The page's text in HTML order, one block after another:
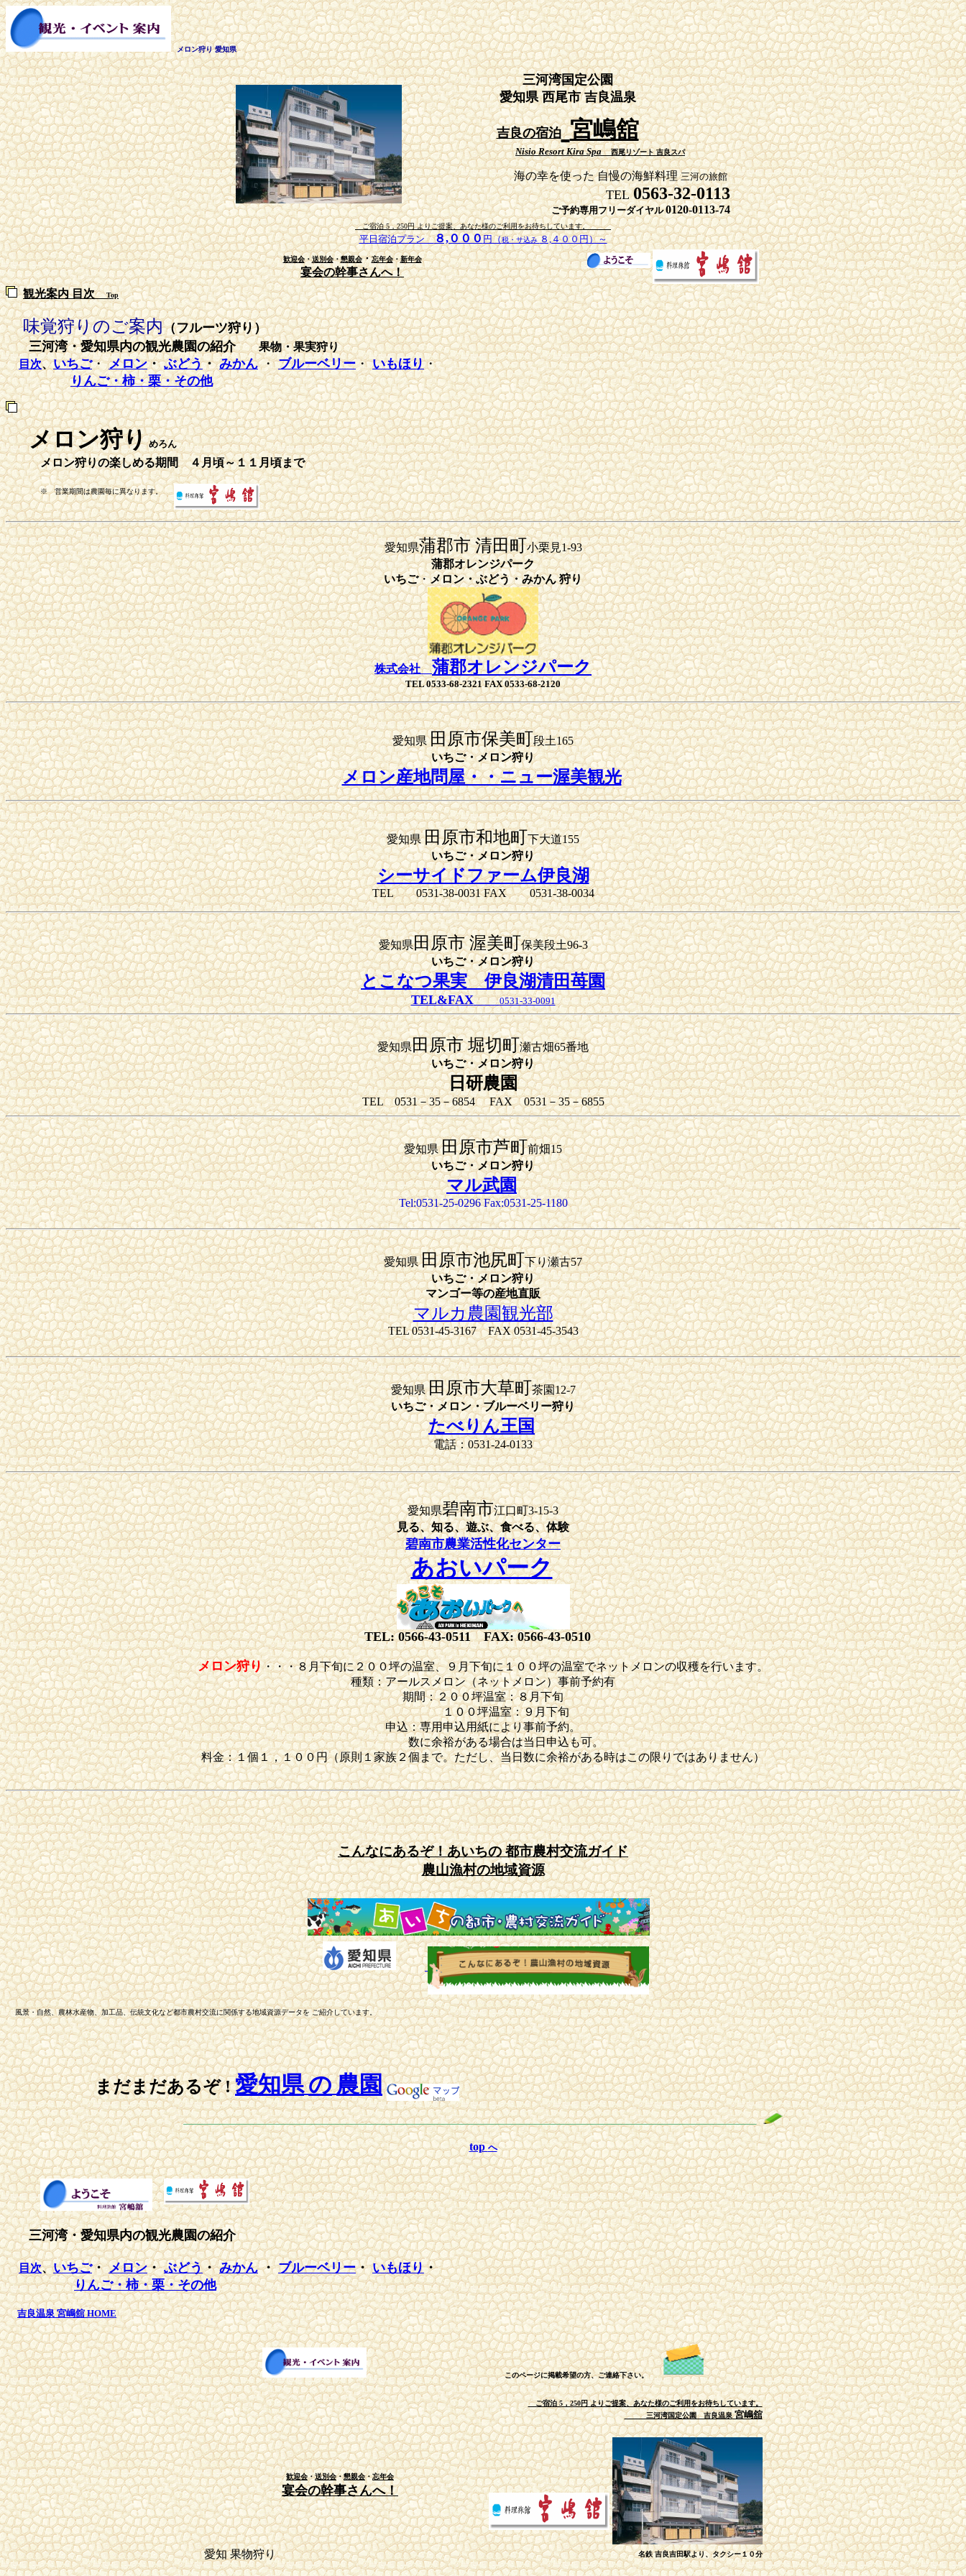
メロン狩り 愛知県
三河湾国定公園
愛知県 西尾市 吉良温泉
吉良の宿泊 宮嶋舘
Nisio Resort Kira Spa西尾リゾート 吉良スパ
海の幸を使った 自慢の海鮮料理三河の旅館
TEL 0563-32-0113
ご予約専用フリーダイヤル0120-0113-74
ご宿泊 5，250円 よりご提案、あなた様のご利用をお待ちしています。
平日宿泊プラン８,０００円（税・サ込み８,４００円）～
歓迎会・送別会・懇親会・忘年会・新年会
宴会の幹事さんへ！
観光案内 目次Top
味覚狩りのご案内（フルーツ狩り）
三河湾・愛知県内の観光農園の紹介果物・果実狩り
目次、いちご・メロン・ぶどう・みかん ・ブルーベリー・いもほり・
りんご・柿・栗・その他
メロン狩りめろん
メロン狩りの楽しめる期間 ４月頃～１１月頃まで
※ 営業期間は農園毎に異なります。
愛知県蒲郡市 清田町小栗見1-93
蒲郡オレンジパーク
いちご・メロン・ぶどう・みかん 狩り
株式会社蒲郡オレンジパーク
TEL 0533-68-2321 FAX 0533-68-2120
愛知県田原市保美町段土165
いちご・メロン狩り
メロン産地問屋・・ニュー渥美観光
愛知県田原市和地町下大道155
いちご・メロン狩り
シーサイドファーム伊良湖
TEL 0531-38-0031 FAX 0531-38-0034
愛知県田原市 渥美町保美段土96-3
いちご・メロン狩り
とこなつ果実 伊良湖清田苺園
TEL&FAX 0531-33-0091
愛知県田原市 堀切町瀬古畑65番地
いちご・メロン狩り
日研農園
TEL 0531－35－6854 FAX 0531－35－6855
愛知県田原市芦町前畑15
いちご・メロン狩り
マル武園
Tel:0531-25-0296 Fax:0531-25-1180
愛知県田原市池尻町下り瀬古57
いちご・メロン狩り
マンゴー等の産地直販
マルカ農園観光部
TEL 0531-45-3167 FAX 0531-45-3543
愛知県田原市大草町茶園12-7
いちご・メロン・ブルーベリー狩り
たべりん王国
電話：0531-24-0133
愛知県碧南市江口町3-15-3
見る、知る、遊ぶ、食べる、体験
碧南市農業活性化センター
あおいパーク
TEL: 0566-43-0511 FAX: 0566-43-0510
メロン狩り・・・８月下旬に２００坪の温室、９月下旬に１００坪の温室でネットメロンの収穫を行います。
種類：アールスメロン（ネットメロン）事前予約有
期間：２００坪温室：８月下旬
１００坪温室：９月下旬
申込：専用申込用紙により事前予約。
数に余裕がある場合は当日申込も可。
料金：１個１，１００円（原則１家族２個まで。ただし、当日数に余裕がある時はこの限りではありません）
こんなにあるぞ！あいちの 都市農村交流ガイド
農山漁村の地域資源
風景・自然、農林水産物、加工品、伝統文化など都市農村交流に関係する地域資源データを ご紹介しています。
まだまだあるぞ ! 愛知県の農園
topへ
三河湾・愛知県内の観光農園の紹介
目次、いちご・メロン・ぶどう・みかん ・ブルーベリー・いもほり・
りんご・柿・栗・その他
吉良温泉 宮嶋舘 HOME
このページに掲載希望の方、ご連絡下さい。
ご宿泊 5，250円 よりご提案、あなた様のご利用をお待ちしています。
三河湾国定公園 吉良温泉宮嶋舘
歓迎会・送別会・懇親会・忘年会
宴会の幹事さんへ！
愛知 果物狩り 名鉄 吉良吉田駅より、タクシー１０分